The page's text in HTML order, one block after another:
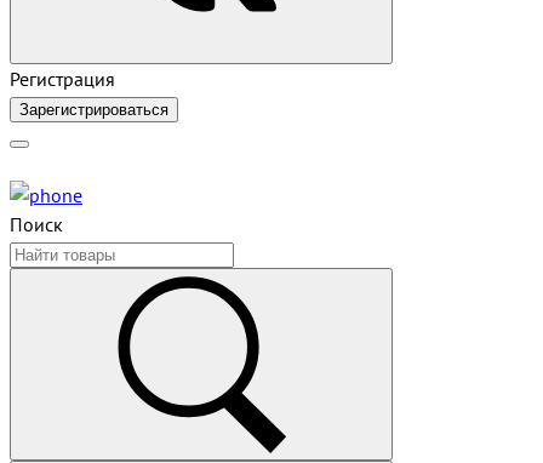
Регистрация
Зарегистрироваться
Поиск